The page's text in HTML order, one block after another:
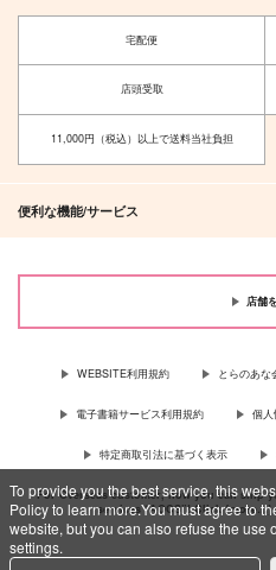
To provide you the best service, this
Policy to learn more.You must agree to
website, but you can also refuse the use
settings.
宅配便
店頭受取
11,000円（税込）以上で送料当社負担
便利な機能/サービス
店舗
WEBSITE利用規約 とらのあな
電子書籍サービス利用規約 個人
特定商取引法に基づく表示
For Overseas customer, now you can ship
services “AOCS”! Click